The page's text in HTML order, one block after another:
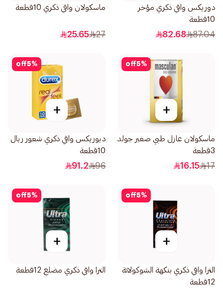
دوريكس واقي ذكري مؤخر
10قطعة
87.04
82.68
ماسكولان واقي ذكري 10قطعة
27
25.65
5%
off
+
ماسكولان عازل طبي صغير جولد
3قطعة
17
16.15
5%
off
+
ديوريكس واقي ذكري شعور ريال
10قطعة
96
91.2
5%
off
+
الترا واقي ذكري بنكهة الشوكولاتة
12قطعة
5%
off
+
الترا واقي ذكري مضلع 12قطعة